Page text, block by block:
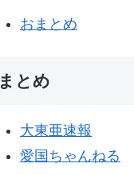
おまとめ
まとめ
大東亜速報
愛国ちゃんねる